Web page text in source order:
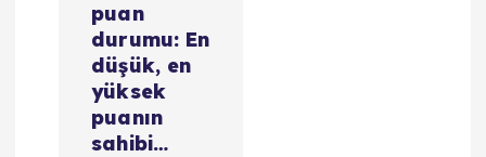
puan
durumu: En
düşük, en
yüksek
puanın
sahibi…